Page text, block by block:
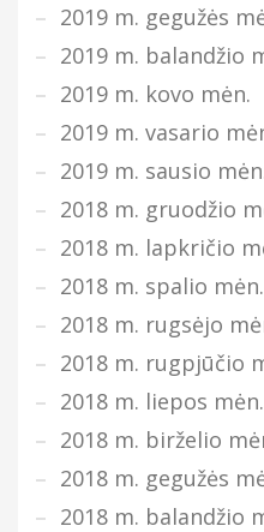
2019 m. gegužės
2019 m. balandžio
2019 m. kovo mėn.
2019 m. vasario
2019 m. sausio
2018 m. gruodžio
2018 m. lapkričio
2018 m. spalio mėn.
2018 m. rugsėjo
2018 m. rugpjūčio
2018 m. liepos mėn.
2018 m. birželio
2018 m. gegužės
2018 m. balandžio